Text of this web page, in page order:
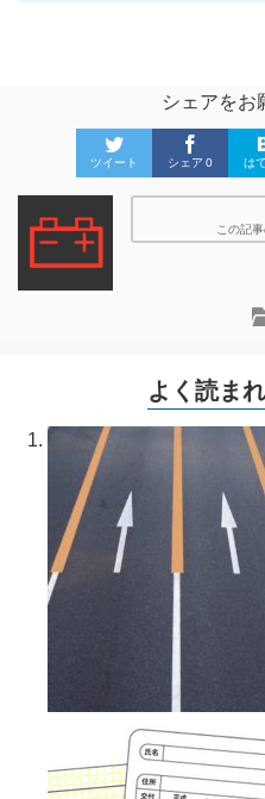
シェアをお
ツイート シェア 0 は
この記
よく読ま